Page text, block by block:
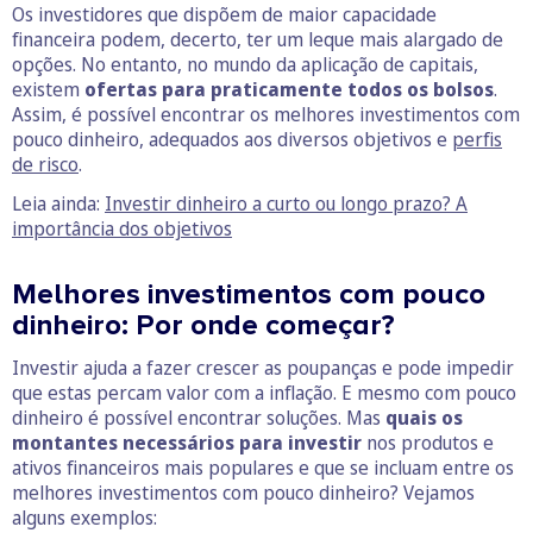
Os investidores que dispõem de maior capacidade
financeira podem, decerto, ter um leque mais alargado de
opções. No entanto, no mundo da aplicação de capitais,
existem ofertas para praticamente todos os bolsos.
Assim, é possível encontrar os melhores investimentos com
pouco dinheiro, adequados aos diversos objetivos e perfis
de risco.
Leia ainda: Investir dinheiro a curto ou longo prazo? A
importância dos objetivos
Melhores investimentos com pouco
dinheiro: Por onde começar?
Investir ajuda a fazer crescer as poupanças e pode impedir
que estas percam valor com a inflação. E mesmo com pouco
dinheiro é possível encontrar soluções. Mas quais os
montantes necessários para investir nos produtos e
ativos financeiros mais populares e que se incluam entre os
melhores investimentos com pouco dinheiro? Vejamos
alguns exemplos: